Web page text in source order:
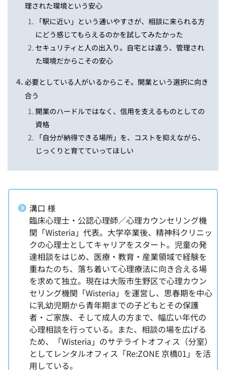
理された環境という安心
「駅に近い」という通いやすさが、相談に来られる方
にどう感じてもらえるのかを試してみたかった
セキュリティと人の出入り。自宅とは違う、管理され
た環境だからこその安心
必要としている人がいるからこそ。開業という選択に向き
合う
開業のハードルではなく、信用を支えるものとしての
資格
「自分が納得できる場所」を、コストを抑えながら、
じっくりと育てていってほしい
溝口 様
臨床心理士・公認心理師／心理カウンセリング機
関「Wisteria」代表。大学卒業後、精神科クリニッ
クの心理士としてキャリアをスタート。児童の発
達相談をはじめ、医療・教育・産業領域で経験を
重ねたのち、落ち着いて心理療法に向き合える場
を求めて独立。現在は大阪市生野区で心理カウン
セリング機関「Wisteria」を運営し、思春期を中心
に乳幼児期から青年期までの子どもとその保護
者・ご家族、そして成人の方まで、幅広い年代の
心理相談を行っている。また、相談の場を広げる
ため、「Wisteria」のサテライトオフィス（分室）
としてレンタルオフィス「Re:ZONE 京橋01」を活
用している。